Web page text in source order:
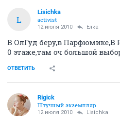
L
Lisichka
activist
12 июля 2010 Ёлка
В ОлГуд беру,в Парфюмике,В
0 этаже,там оч большой
ОТВЕТИТЬ
Rigick
Штучный экземпляр
12 июля 2010 Lisichka